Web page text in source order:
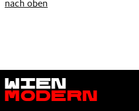
nach oben
Wien
Modern